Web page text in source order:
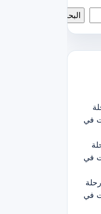
البحث
في
في
في